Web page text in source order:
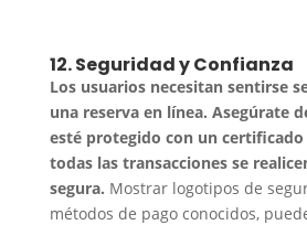
12. Seguridad y Confianza
Los usuarios necesitan sentirse
una reserva en línea. Asegúrate
esté protegido con un certificado
todas las transacciones se
segura. Mostrar logotipos de
métodos de pago conocidos,